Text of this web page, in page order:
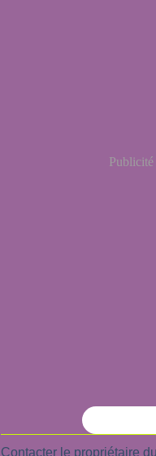
Publicité
Contacter le propriétaire